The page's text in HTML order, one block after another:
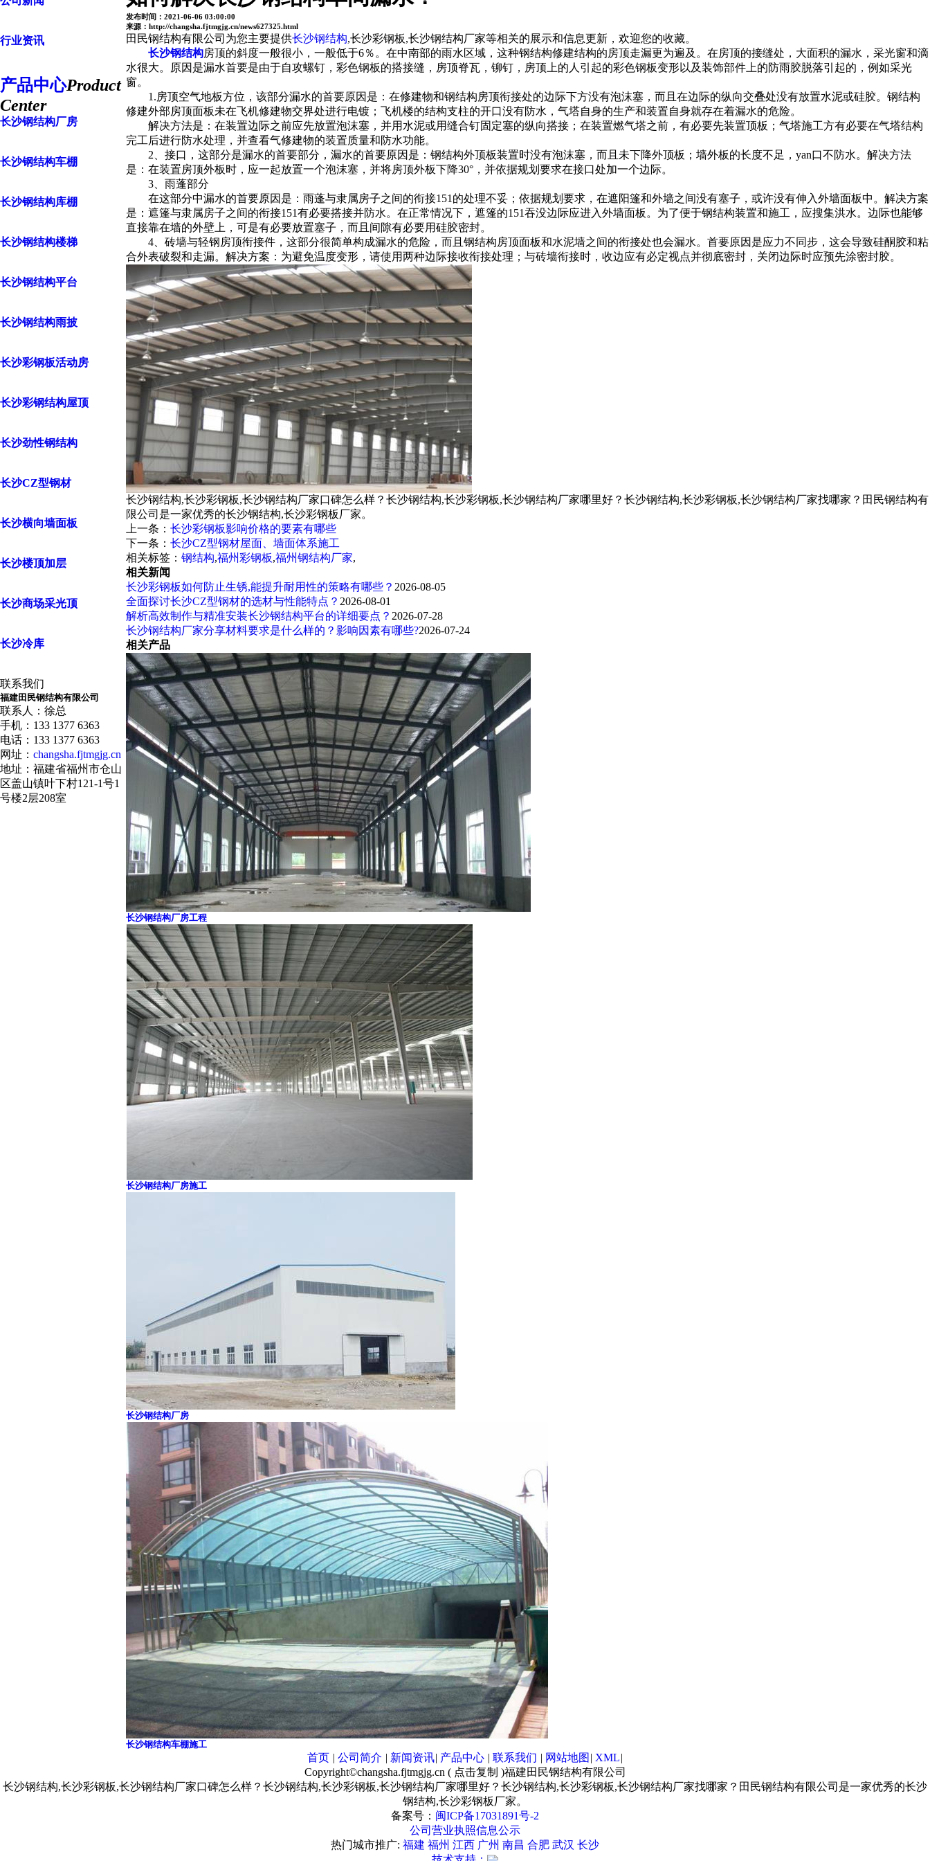
行业资讯
产品中心Product
Center
长沙钢结构厂房
长沙钢结构车棚
长沙钢结构库棚
长沙钢结构楼梯
长沙钢结构平台
长沙钢结构雨披
长沙彩钢板活动房
长沙彩钢结构屋顶
长沙劲性钢结构
长沙CZ型钢材
长沙横向墙面板
长沙楼顶加层
长沙商场采光顶
长沙冷库
联系我们
福建田民钢结构有限公司
联系人：徐总
手机：133 1377 6363
电话：133 1377 6363
网址： changsha.fjtmgjg.cn
地址：福建省福州市仓山
区盖山镇叶下村121-1号1
号楼2层208室
发布时间：2021-06-06 03:00:00
来源：http://changsha.fjtmgjg.cn/news627325.html
田民钢结构有限公司为您主要提供长沙钢结构,长沙彩钢板,长沙钢结构厂家等相关的展示和信息更新，欢迎您的收藏。
长沙钢结构房顶的斜度一般很小，一般低于6％。在中南部的雨水区域，这种钢结构修建结构的房顶走漏更为遍及。在房顶的接缝处，大面积的漏水，采光窗和滴
水很大。原因是漏水首要是由于自攻螺钉，彩色钢板的搭接缝，房顶脊瓦，铆钉，房顶上的人引起的彩色钢板变形以及装饰部件上的防雨胶脱落引起的，例如采光
窗。
1.房顶空气地板方位，该部分漏水的首要原因是：在修建物和钢结构房顶衔接处的边际下方没有泡沫塞，而且在边际的纵向交叠处没有放置水泥或硅胶。钢结构
修建外部房顶面板未在飞机修建物交界处进行电镀；飞机楼的结构支柱的开口没有防水，气塔自身的生产和装置自身就存在着漏水的危险。
解决方法是：在装置边际之前应先放置泡沫塞，并用水泥或用缝合钉固定塞的纵向搭接；在装置燃气塔之前，有必要先装置顶板；气塔施工方有必要在气塔结构
完工后进行防水处理，并查看气修建物的装置质量和防水功能。
2、接口，这部分是漏水的首要部分，漏水的首要原因是：钢结构外顶板装置时没有泡沫塞，而且未下降外顶板；墙外板的长度不足，yan口不防水。解决方法
是：在装置房顶外板时，应一起放置一个泡沫塞，并将房顶外板下降30°，并依据规划要求在接口处加一个边际。
3、雨蓬部分
在这部分中漏水的首要原因是：雨蓬与隶属房子之间的衔接151的处理不妥；依据规划要求，在遮阳篷和外墙之间没有塞子，或许没有伸入外墙面板中。解决方案
是：遮篷与隶属房子之间的衔接151有必要搭接并防水。在正常情况下，遮篷的151吞没边际应进入外墙面板。为了便于钢结构装置和施工，应搜集洪水。边际也能够
直接靠在墙的外壁上，可是有必要放置塞子，而且间隙有必要用硅胶密封。
4、砖墙与轻钢房顶衔接件，这部分很简单构成漏水的危险，而且钢结构房顶面板和水泥墙之间的衔接处也会漏水。首要原因是应力不同步，这会导致硅酮胶和粘
合外表破裂和走漏。解决方案：为避免温度变形，请使用两种边际接收衔接处理；与砖墙衔接时，收边应有必定视点并彻底密封，关闭边际时应预先涂密封胶。
长沙钢结构,长沙彩钢板,长沙钢结构厂家口碑怎么样？长沙钢结构,长沙彩钢板,长沙钢结构厂家哪里好？长沙钢结构,长沙彩钢板,长沙钢结构厂家找哪家？田民钢结构有
限公司是一家优秀的长沙钢结构,长沙彩钢板厂家。
上一条： 长沙彩钢板影响价格的要素有哪些
下一条： 长沙CZ型钢材屋面、墙面体系施工
相关标签： 钢结构,福州彩钢板,福州钢结构厂家,
相关新闻
长沙彩钢板如何防止生锈,能提升耐用性的策略有哪些？ 2026-08-05
全面探讨长沙CZ型钢材的选材与性能特点？ 2026-08-01
解析高效制作与精准安装长沙钢结构平台的详细要点？ 2026-07-28
长沙钢结构厂家分享材料要求是什么样的？影响因素有哪些?2026-07-24
相关产品
长沙钢结构厂房工程
长沙钢结构厂房施工
长沙钢结构厂房
长沙钢结构车棚施工
首页 | 公司简介 | 新闻资讯| 产品中心 | 联系我们 | 网站地图 | XML|
Copyright©changsha.fjtmgjg.cn ( 点击复制 )福建田民钢结构有限公司
长沙钢结构,长沙彩钢板,长沙钢结构厂家口碑怎么样？长沙钢结构,长沙彩钢板,长沙钢结构厂家哪里好？长沙钢结构,长沙彩钢板,长沙钢结构厂家找哪家？田民钢结构有限公司是一家优秀的长沙
钢结构,长沙彩钢板厂家。
备案号： 闽ICP备17031891号-2
公司营业执照信息公示
热门城市推广: 福建 福州 江西 广州 南昌 合肥 武汉 长沙